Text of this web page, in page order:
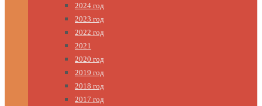
2024 год
2023 год
2022 год
2021
2020 год
2019 год
2018 год
2017 год